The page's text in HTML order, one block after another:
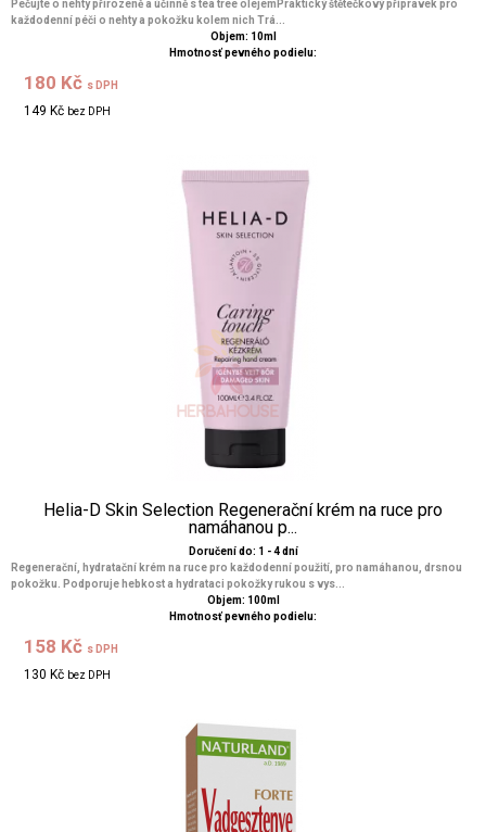
Pečujte o nehty přirozeně a účinně s tea tree olejemPraktický štětečkový přípravek pro
každodenní péči o nehty a pokožku kolem nich Trá...
Objem: 10ml
Hmotnosť pevného podielu:
180 Kč s DPH
149 Kč bez DPH
Helia-D Skin Selection Regenerační krém na ruce pro
namáhanou p...
Doručení do: 1 - 4 dní
Regenerační, hydratační krém na ruce pro každodenní použití, pro namáhanou, drsnou
pokožku. Podporuje hebkost a hydrataci pokožky rukou s vys...
Objem: 100ml
Hmotnosť pevného podielu:
158 Kč s DPH
130 Kč bez DPH